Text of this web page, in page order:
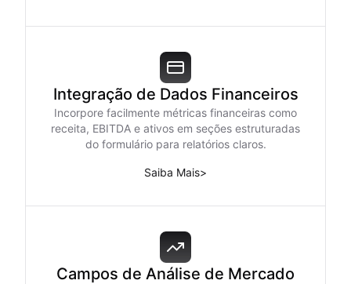
Integração de Dados Financeiros
Incorpore facilmente métricas financeiras como
receita, EBITDA e ativos em seções estruturadas
do formulário para relatórios claros.
Saiba Mais>
Campos de Análise de Mercado